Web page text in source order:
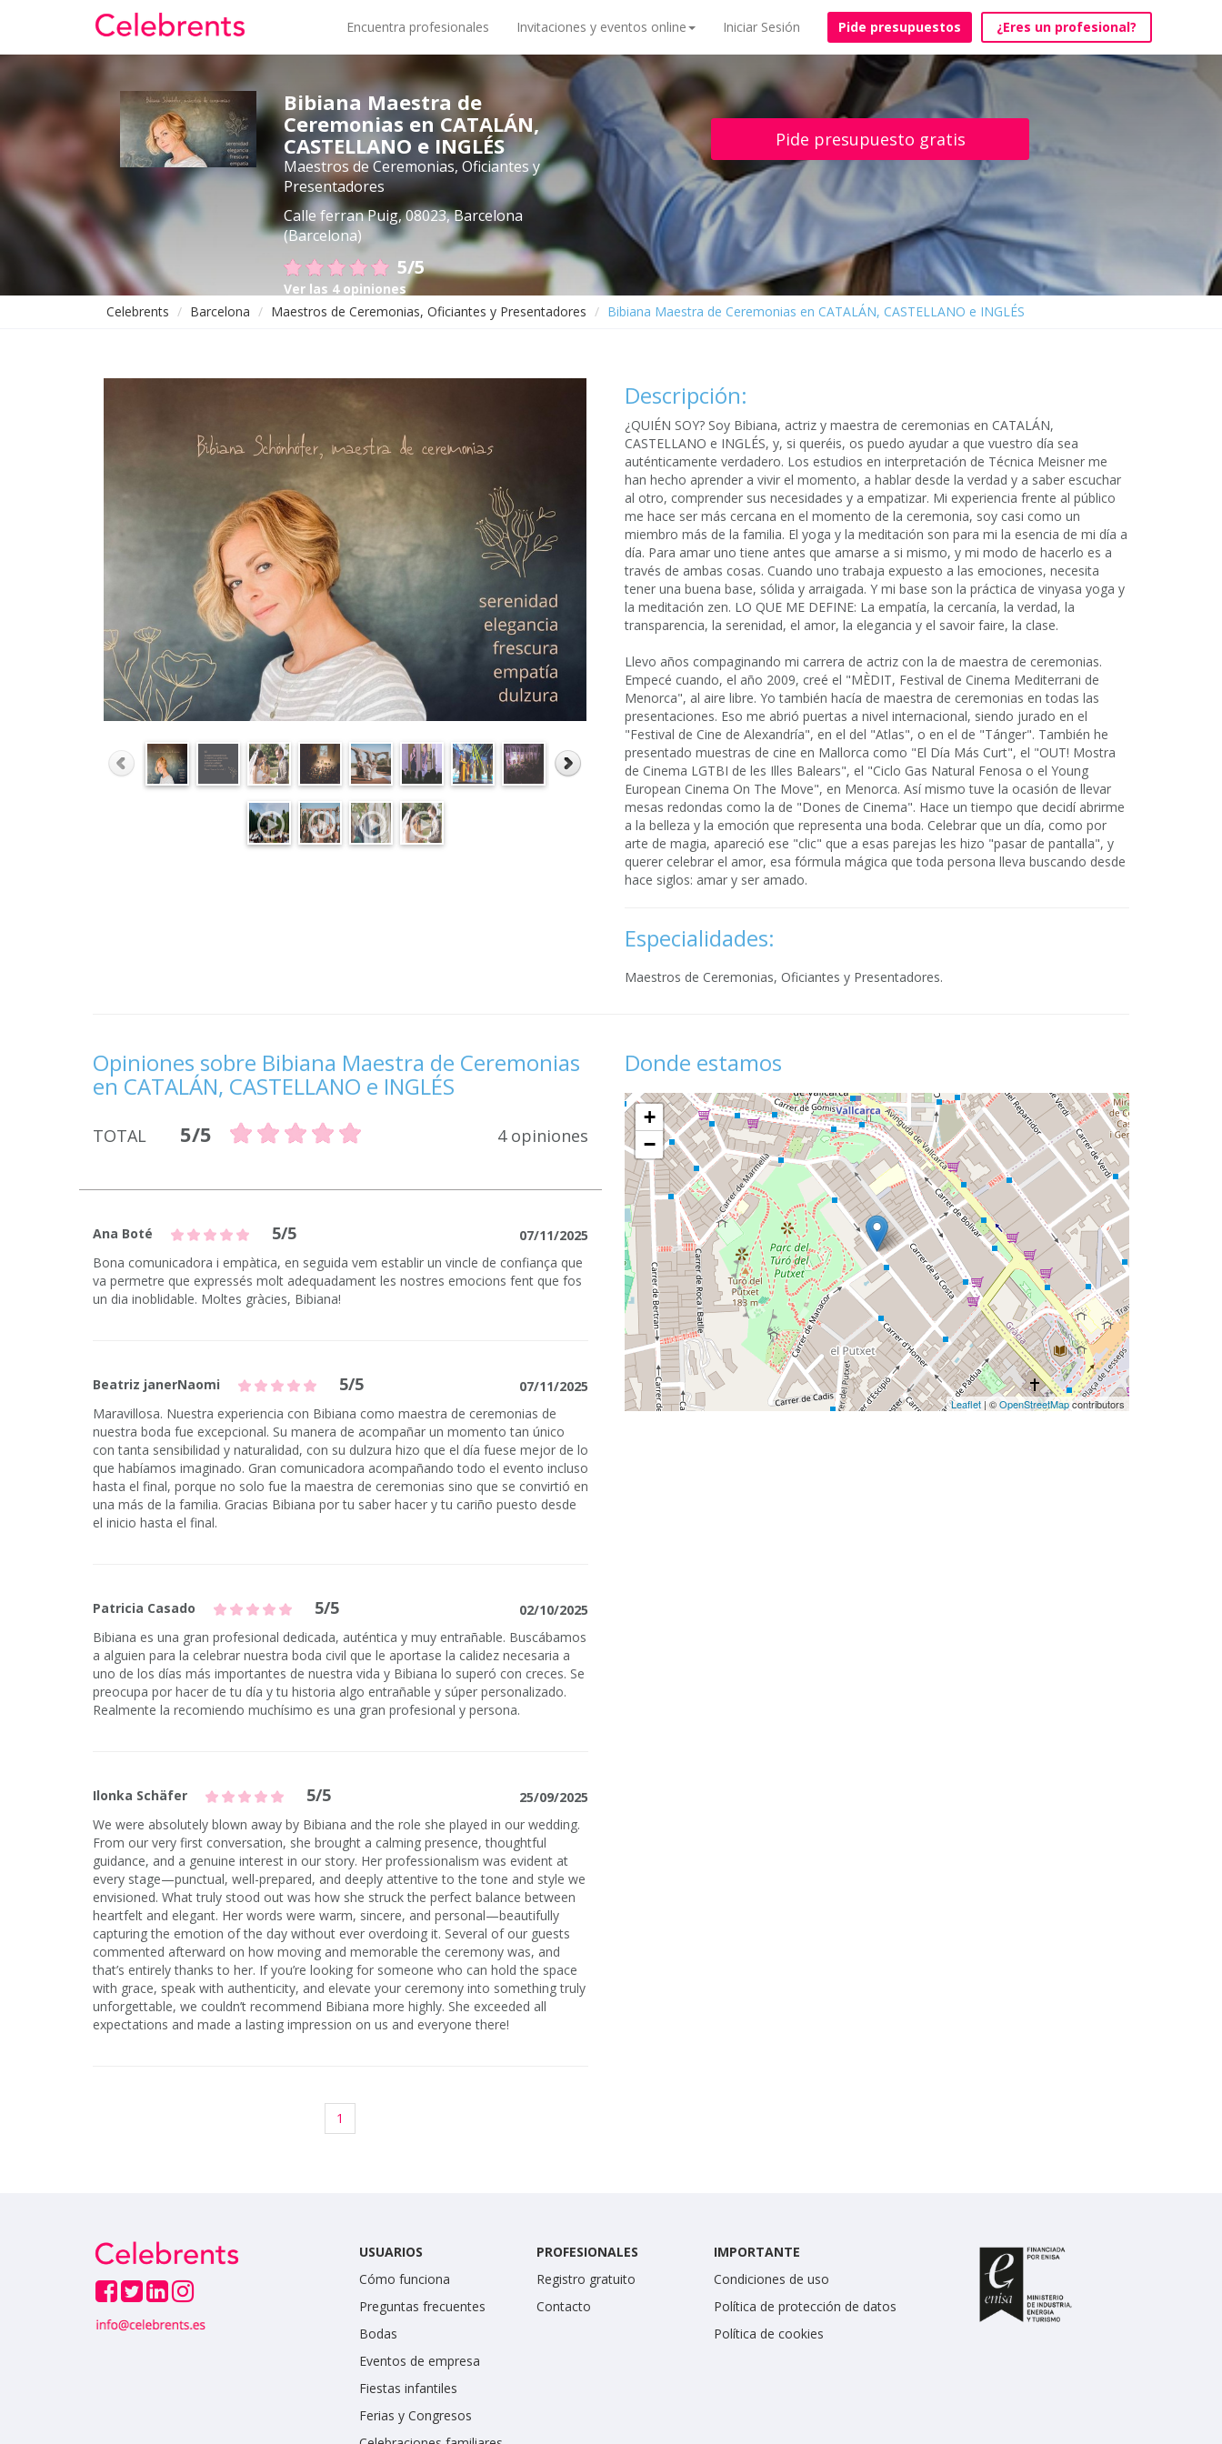
Encuentra profesionales Invitaciones y eventos online Iniciar Sesión Pide presupuestos ¿Eres un profesional?
Bibiana Maestra de
Ceremonias en CATALÁN,
CASTELLANO e INGLÉS
Maestros de Ceremonias, Oficiantes y
Presentadores
Calle ferran Puig, 08023, Barcelona
(Barcelona)
5/5
Ver las 4 opiniones
Pide presupuesto gratis
Celebrents Barcelona Maestros de Ceremonias, Oficiantes y Presentadores Bibiana Maestra de Ceremonias en CATALÁN, CASTELLANO e INGLÉS
Descripción:
¿QUIÉN SOY? Soy Bibiana, actriz y maestra de ceremonias en CATALÁN,
CASTELLANO e INGLÉS, y, si queréis, os puedo ayudar a que vuestro día sea
auténticamente verdadero. Los estudios en interpretación de Técnica Meisner me
han hecho aprender a vivir el momento, a hablar desde la verdad y a saber escuchar
al otro, comprender sus necesidades y a empatizar. Mi experiencia frente al público
me hace ser más cercana en el momento de la ceremonia, soy casi como un
miembro más de la familia. El yoga y la meditación son para mi la esencia de mi día a
día. Para amar uno tiene antes que amarse a si mismo, y mi modo de hacerlo es a
través de ambas cosas. Cuando uno trabaja expuesto a las emociones, necesita
tener una buena base, sólida y arraigada. Y mi base son la práctica de vinyasa yoga y
la meditación zen. LO QUE ME DEFINE: La empatía, la cercanía, la verdad, la
transparencia, la serenidad, el amor, la elegancia y el savoir faire, la clase.
Llevo años compaginando mi carrera de actriz con la de maestra de ceremonias.
Empecé cuando, el año 2009, creé el "MÈDIT, Festival de Cinema Mediterrani de
Menorca", al aire libre. Yo también hacía de maestra de ceremonias en todas las
presentaciones. Eso me abrió puertas a nivel internacional, siendo jurado en el
"Festival de Cine de Alexandría", en el del "Atlas", o en el de "Tánger". También he
presentado muestras de cine en Mallorca como "El Día Más Curt", el "OUT! Mostra
de Cinema LGTBI de les Illes Balears", el "Ciclo Gas Natural Fenosa o el Young
European Cinema On The Move", en Menorca. Así mismo tuve la ocasión de llevar
mesas redondas como la de "Dones de Cinema". Hace un tiempo que decidí abrirme
a la belleza y la emoción que representa una boda. Celebrar que un día, como por
arte de magia, apareció ese "clic" que a esas parejas les hizo "pasar de pantalla", y
querer celebrar el amor, esa fórmula mágica que toda persona lleva buscando desde
hace siglos: amar y ser amado.
Especialidades:
Maestros de Ceremonias, Oficiantes y Presentadores.
Opiniones sobre Bibiana Maestra de Ceremonias
en CATALÁN, CASTELLANO e INGLÉS
TOTAL 5/5 4 opiniones
Ana Boté 5/5
07/11/2025
Bona comunicadora i empàtica, en seguida vem establir un vincle de confiança que
va permetre que expressés molt adequadament les nostres emocions fent que fos
un dia inoblidable. Moltes gràcies, Bibiana!
Beatriz janerNaomi 5/5
07/11/2025
Maravillosa. Nuestra experiencia con Bibiana como maestra de ceremonias de
nuestra boda fue excepcional. Su manera de acompañar un momento tan único
con tanta sensibilidad y naturalidad, con su dulzura hizo que el día fuese mejor de lo
que habíamos imaginado. Gran comunicadora acompañando todo el evento incluso
hasta el final, porque no solo fue la maestra de ceremonias sino que se convirtió en
una más de la familia. Gracias Bibiana por tu saber hacer y tu cariño puesto desde
el inicio hasta el final.
Patricia Casado 5/5
02/10/2025
Bibiana es una gran profesional dedicada, auténtica y muy entrañable. Buscábamos
a alguien para la celebrar nuestra boda civil que le aportase la calidez necesaria a
uno de los días más importantes de nuestra vida y Bibiana lo superó con creces. Se
preocupa por hacer de tu día y tu historia algo entrañable y súper personalizado.
Realmente la recomiendo muchísimo es una gran profesional y persona.
Ilonka Schäfer 5/5
25/09/2025
We were absolutely blown away by Bibiana and the role she played in our wedding.
From our very first conversation, she brought a calming presence, thoughtful
guidance, and a genuine interest in our story. Her professionalism was evident at
every stage—punctual, well-prepared, and deeply attentive to the tone and style we
envisioned. What truly stood out was how she struck the perfect balance between
heartfelt and elegant. Her words were warm, sincere, and personal—beautifully
capturing the emotion of the day without ever overdoing it. Several of our guests
commented afterward on how moving and memorable the ceremony was, and
that’s entirely thanks to her. If you’re looking for someone who can hold the space
with grace, speak with authenticity, and elevate your ceremony into something truly
unforgettable, we couldn’t recommend Bibiana more highly. She exceeded all
expectations and made a lasting impression on us and everyone there!
1
Donde estamos
+
−
Leaflet | ©OpenStreetMapcontributors
USUARIOS
Cómo funciona
Preguntas frecuentes
Bodas
Eventos de empresa
Fiestas infantiles
Ferias y Congresos
PROFESIONALES
Registro gratuito
Contacto
IMPORTANTE
Condiciones de uso
Política de protección de datos
Política de cookies